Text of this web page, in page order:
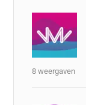
8 weergaven